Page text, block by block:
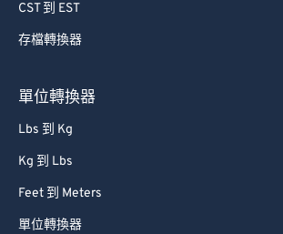
CST 到 EST
存檔轉換器
單位轉換器
Lbs 到 Kg
Kg 到 Lbs
Feet 到 Meters
單位轉換器